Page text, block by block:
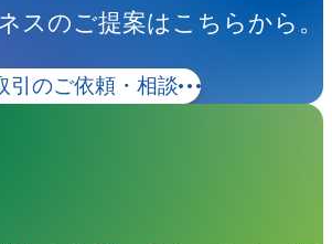
スのご提案はこちらから。
引のご依頼・相談